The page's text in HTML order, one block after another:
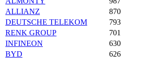
ALLIANZ
870
DEUTSCHE TELEKOM
793
RENK GROUP
701
INFINEON
630
BYD
626